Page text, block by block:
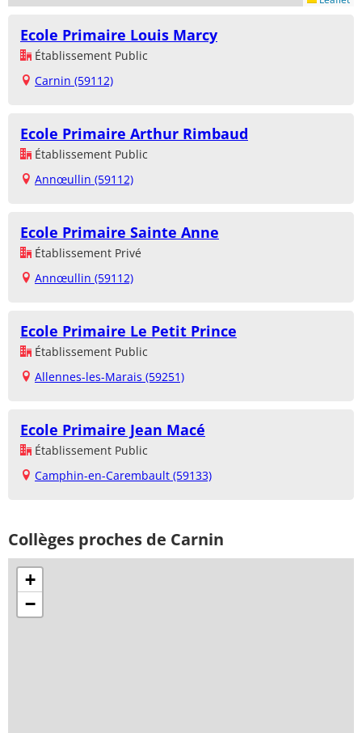
Ecole Primaire Louis Marcy
Établissement Public
Carnin (59112)
Ecole Primaire Arthur Rimbaud
Établissement Public
Annœullin (59112)
Ecole Primaire Sainte Anne
Établissement Privé
Annœullin (59112)
Ecole Primaire Le Petit Prince
Établissement Public
Allennes-les-Marais (59251)
Ecole Primaire Jean Macé
Établissement Public
Camphin-en-Carembault (59133)
Collèges proches de Carnin
+
−